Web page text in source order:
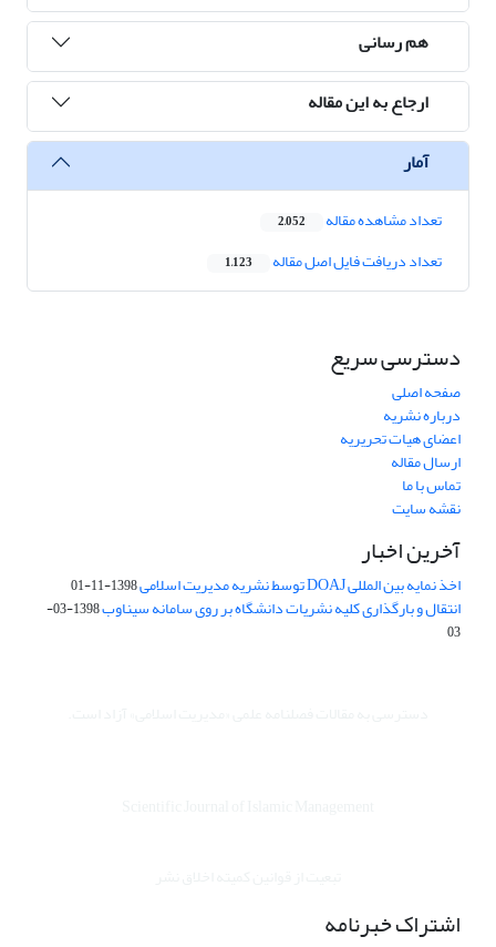
هم رسانی
ارجاع به این مقاله
آمار
تعداد مشاهده مقاله 2,052
تعداد دریافت فایل اصل مقاله 1,123
دسترسی سریع
صفحه اصلی
درباره نشریه
اعضای هیات تحریریه
ارسال مقاله
تماس با ما
نقشه سایت
آخرین اخبار
اخذ نمایه بین المللی DOAJ توسط نشریه مدیریت اسلامی 1398-11-01
انتقال و بارگذاری کلیه نشریات دانشگاه بر روی سامانه سیناوب
1398-03-
03
اشتراک خبرنامه